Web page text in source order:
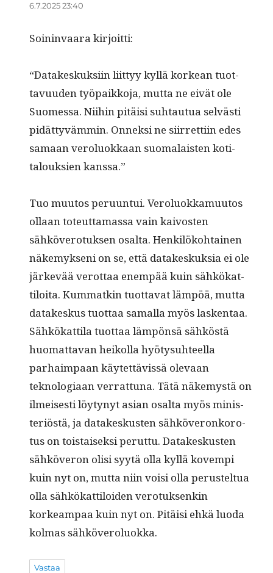
6.7.2025 23:40
Soin­in­vaara kirjoitti:
“Datakeskuk­si­in liit­tyy kyl­lä korkean tuot­
tavu­u­den työ­paikko­ja, mut­ta ne eivät ole
Suomes­sa. Niihin pitäisi suh­tau­tua selvästi
pidät­tyväm­min. Onnek­si ne siir­ret­ti­in edes
samaan verolu­okkaan suo­ma­lais­ten koti­
talouk­sien kanssa.”
Tuo muu­tos peru­un­tui. Verolu­okka­muu­tos
ollaan toteut­ta­mas­sa vain kaivosten
sähkövero­tuk­sen osalta. Henkilöko­htainen
näke­myk­seni on se, että datakeskuk­sia ei ole
järkevää verot­taa enem­pää kuin sähkökat­
tiloi­ta. Kum­matkin tuot­ta­vat läm­pöä, mut­ta
datakeskus tuot­taa samal­la myös lasken­taa.
Sähkökat­ti­la tuot­taa läm­pön­sä sähköstä
huo­mat­ta­van heikol­la hyö­ty­suh­teel­la
parhaim­paan käytet­tävis­sä ole­vaan
teknolo­giaan ver­rat­tuna. Tätä näke­mys­tä on
ilmeis­es­ti löy­tynyt asian osalta myös min­is­
ter­iöstä, ja datakeskusten sähköveronko­ro­
tus on tois­taisek­si perut­tu. Datakeskusten
sähköveron olisi syytä olla kyl­lä kovem­pi
kuin nyt on, mut­ta niin voisi olla perustel­tua
olla sähkökat­tiloiden vero­tuk­senkin
korkeam­paa kuin nyt on. Pitäisi ehkä luo­da
kol­mas sähköveroluokka.
Vastaa